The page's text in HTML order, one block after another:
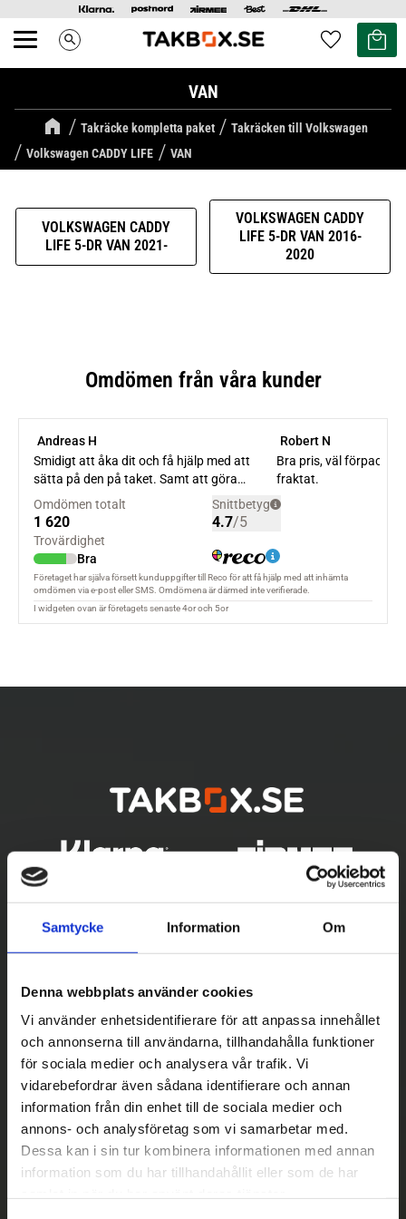
Samtycke Information Om
Denna webbplats använder cookies
Vi använder enhetsidentifierare för att anpassa innehållet
och annonserna till användarna, tillhandahålla funktioner
för sociala medier och analysera vår trafik. Vi
vidarebefordrar även sådana identifierare och annan
information från din enhet till de sociala medier och
annons- och analysföretag som vi samarbetar med.
Dessa kan i sin tur kombinera informationen med annan
information som du har tillhandahållit eller som de har
Meny search Favoriter
Kundvagn
VAN
Takräcke kompletta paket
Takräcken till Volkswagen
Volkswagen CADDY LIFE
VAN
VOLKSWAGEN CADDY
LIFE 5-DR VAN 2021-
VOLKSWAGEN CADDY
LIFE 5-DR VAN 2016-
2020
Betala säkert
|| Välj ||
Snabba leveranser
|| Eller ||